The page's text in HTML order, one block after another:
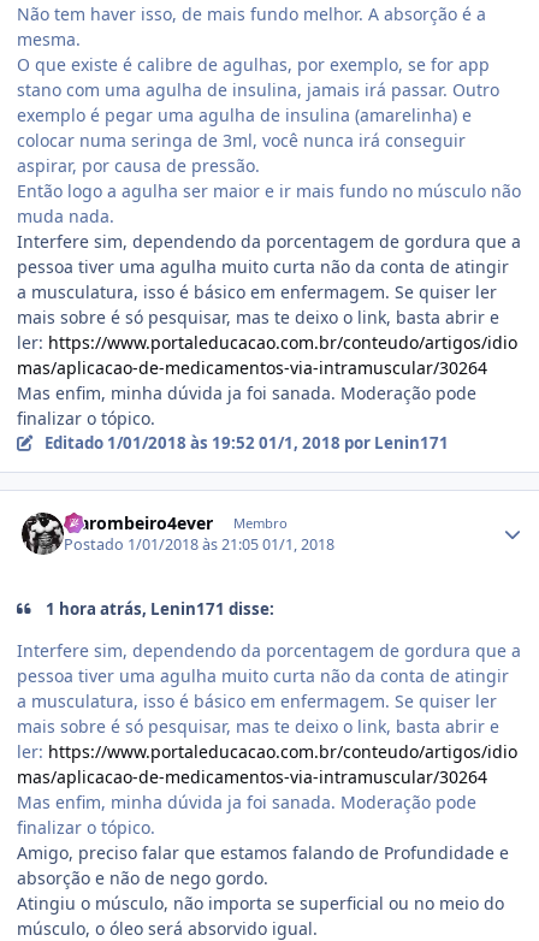
Não tem haver isso, de mais fundo melhor. A absorção é a
mesma.
O que existe é calibre de agulhas, por exemplo, se for app
stano com uma agulha de insulina, jamais irá passar. Outro
exemplo é pegar uma agulha de insulina (amarelinha) e
colocar numa seringa de 3ml, você nunca irá conseguir
aspirar, por causa de pressão.
Então logo a agulha ser maior e ir mais fundo no músculo não
muda nada.
Interfere sim, dependendo da porcentagem de gordura que a
pessoa tiver uma agulha muito curta não da conta de atingir
a musculatura, isso é básico em enfermagem. Se quiser ler
mais sobre é só pesquisar, mas te deixo o link, basta abrir e
ler: https://www.portaleducacao.com.br/conteudo/artigos/idio
mas/aplicacao-de-medicamentos-via-intramuscular/30264
Mas enfim, minha dúvida ja foi sanada. Moderação pode
finalizar o tópico.
Editado 1/01/2018 às 19:5201/1, 2018 por Lenin171
Marombeiro4ever Membro
Postado 1/01/2018 às 21:0501/1, 2018
1 hora atrás, Lenin171 disse:
Interfere sim, dependendo da porcentagem de gordura que a
pessoa tiver uma agulha muito curta não da conta de atingir
a musculatura, isso é básico em enfermagem. Se quiser ler
mais sobre é só pesquisar, mas te deixo o link, basta abrir e
ler: https://www.portaleducacao.com.br/conteudo/artigos/idio
mas/aplicacao-de-medicamentos-via-intramuscular/30264
Mas enfim, minha dúvida ja foi sanada. Moderação pode
finalizar o tópico.
Amigo, preciso falar que estamos falando de Profundidade e
absorção e não de nego gordo.
Atingiu o músculo, não importa se superficial ou no meio do
músculo, o óleo será absorvido igual.